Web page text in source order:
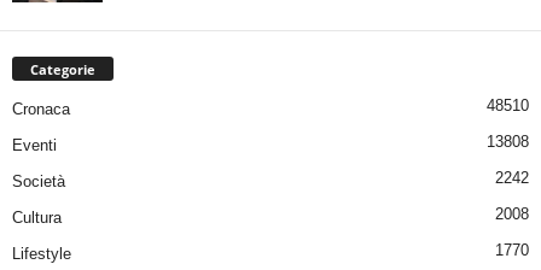
Categorie
Cronaca 48510
Eventi 13808
Società 2242
Cultura 2008
Lifestyle 1770